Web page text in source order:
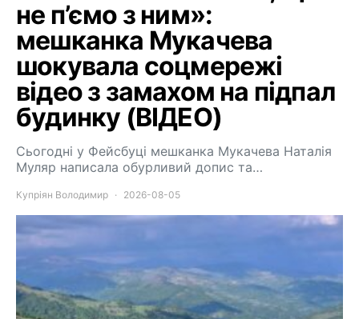
не п’ємо з ним»:
мешканка Мукачева
шокувала соцмережі
відео з замахом на підпал
будинку (ВІДЕО)
Сьогодні у Фейсбуці мешканка Мукачева Наталія
Муляр написала обурливий допис та…
Купріян Володимир 2026-08-05